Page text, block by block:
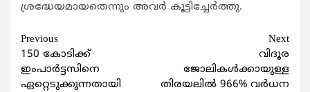
ശ്രദ്ധേയമായതെന്നും അവര്‍ കൂട്ടിച്ചേര്‍ത്തു.
Continue
Reading
Previous
150 കോടിക്ക്
ഇംപാര്‍ട്ടസിനെ
ഏറ്റെടുക്കുന്നതായി
Next
വിദൂര
ജോലികള്‍ക്കായുള്ള
തിരയലില്‍ 966% വര്‍ധന